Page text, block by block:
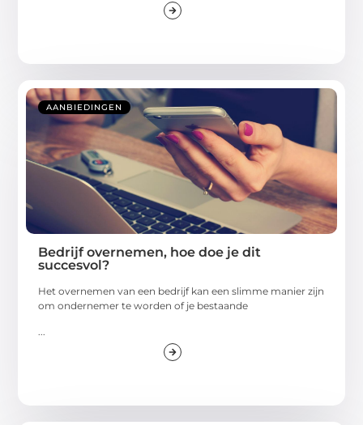
AANBIEDINGEN
Bedrijf overnemen, hoe doe je dit
succesvol?
Het overnemen van een bedrijf kan een slimme manier zijn
om ondernemer te worden of je bestaande
...